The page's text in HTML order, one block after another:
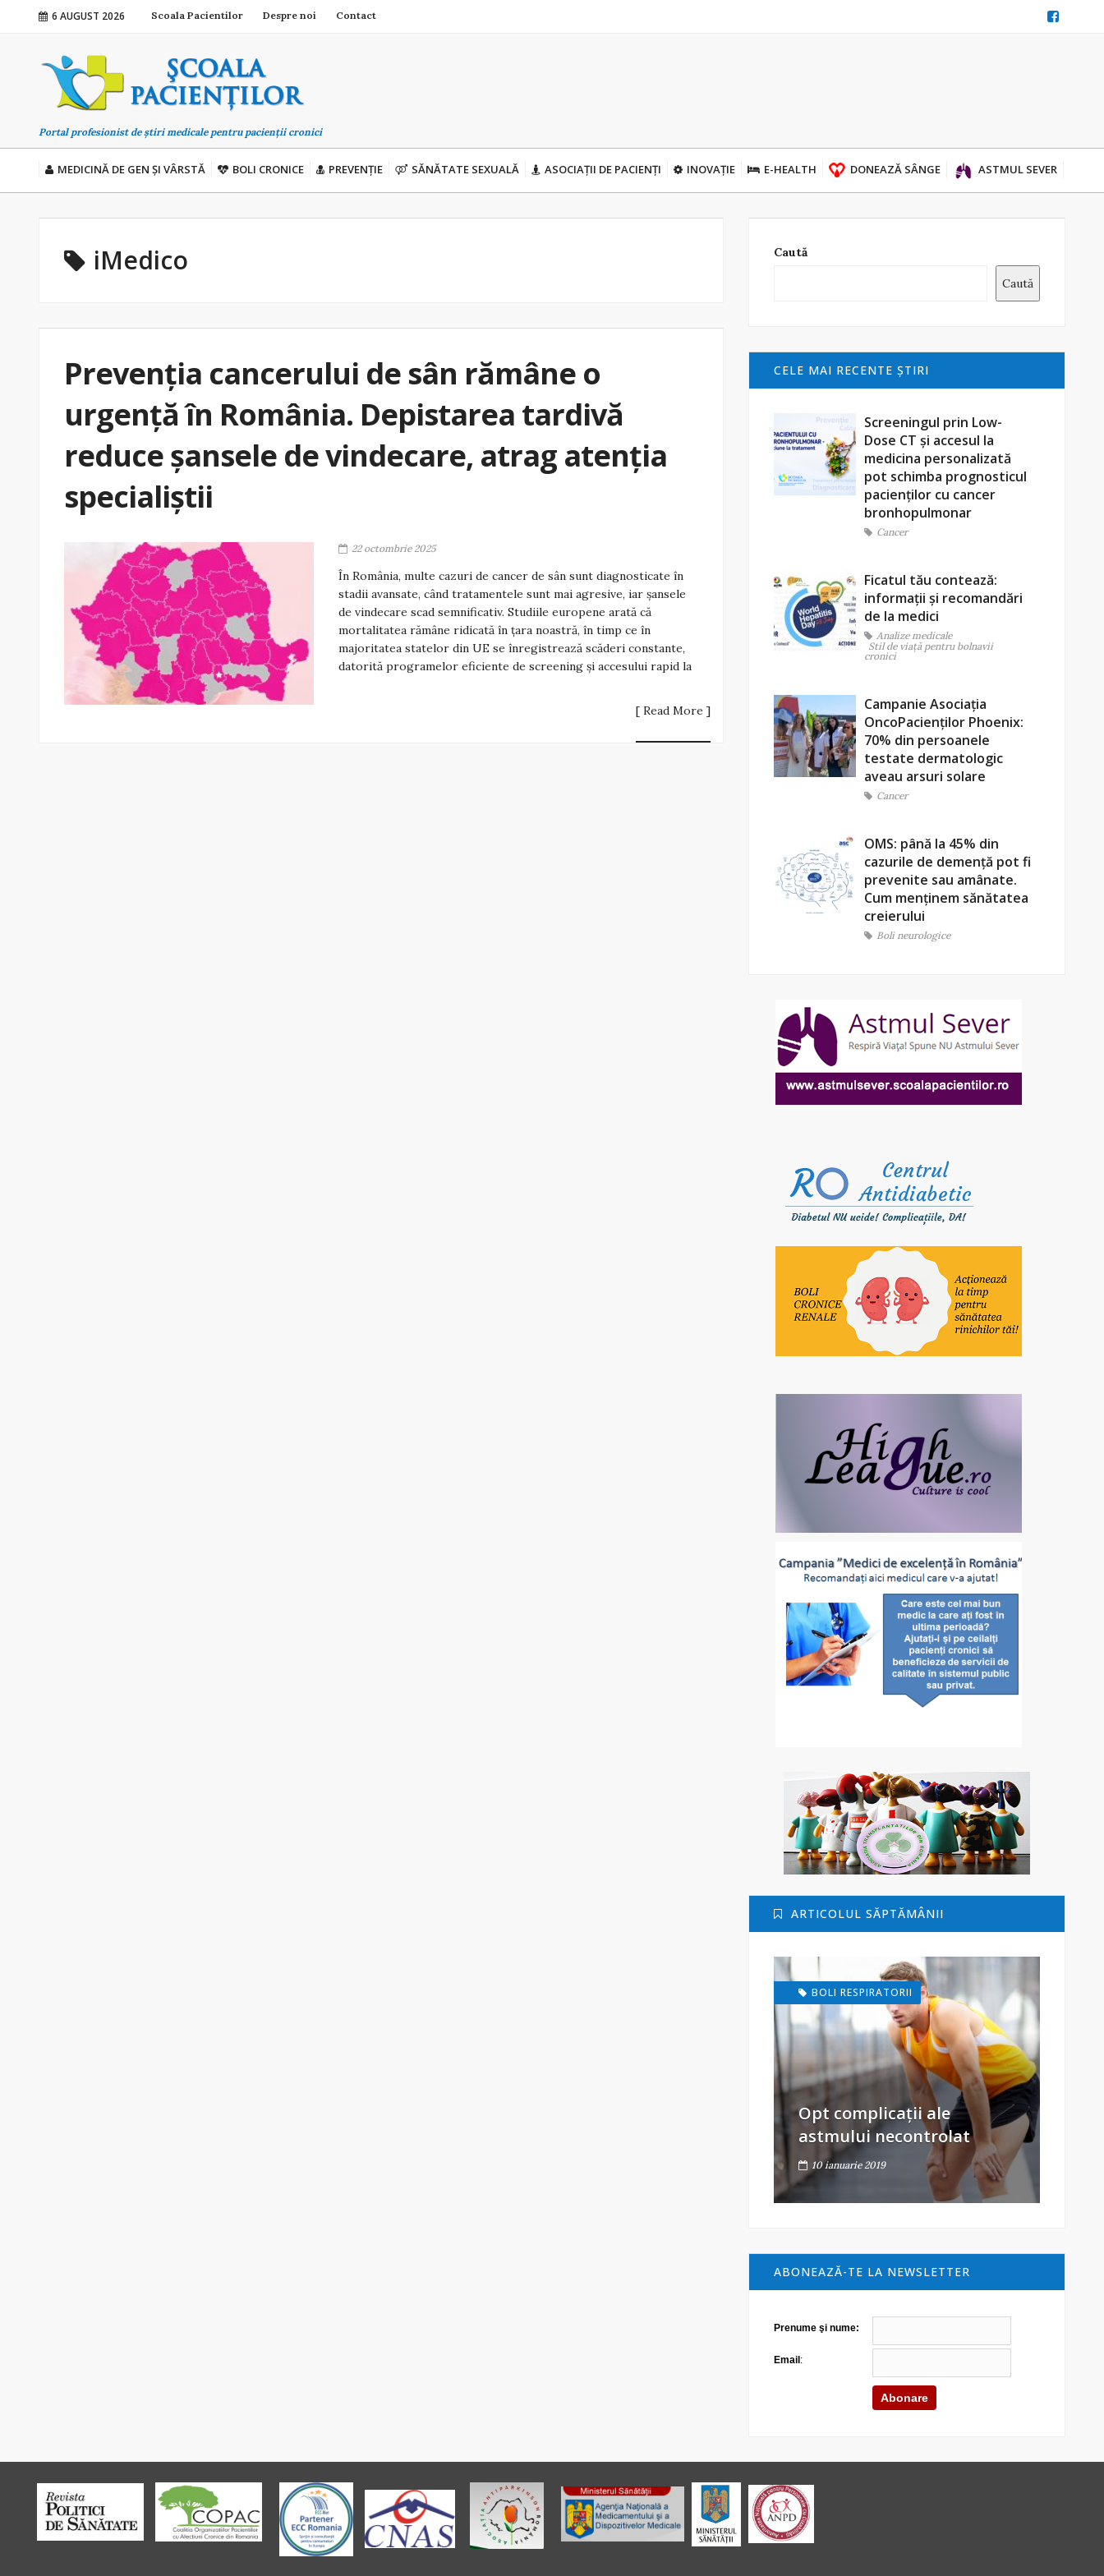
6 AUGUST 2026 Scoala Pacientilor Despre noi Contact
Portal profesionist de știri medicale pentru pacienții cronici
MEDICINĂ DE GEN ȘI VÂRSTĂ BOLI CRONICE PREVENȚIE SĂNĂTATE SEXUALĂ ASOCIAȚII DE PACIENȚI INOVAȚIE E-HEALTH DONEAZĂ SÂNGE ASTMUL SEVER
iMedico
Prevenția cancerului de sân rămâne o
urgență în România. Depistarea tardivă
reduce șansele de vindecare, atrag atenția
specialiștii
22 octombrie 2025
În România, multe cazuri de cancer de sân sunt diagnosticate în
stadii avansate, când tratamentele sunt mai agresive, iar șansele
de vindecare scad semnificativ. Studiile europene arată că
mortalitatea rămâne ridicată în țara noastră, în timp ce în
majoritatea statelor din UE se înregistrează scăderi constante,
datorită programelor eficiente de screening și accesului rapid la
[ Read More ]
Caută
Caută
CELE MAI RECENTE ŞTIRI
Screeningul prin Low-
Dose CT și accesul la
medicina personalizată
pot schimba prognosticul
pacienților cu cancer
bronhopulmonar
Cancer
Ficatul tău contează:
informații și recomandări
de la medici
Analize medicale
Stil de viaţă pentru bolnavii
cronici
Campanie Asociația
OncoPacienților Phoenix:
70% din persoanele
testate dermatologic
aveau arsuri solare
Cancer
OMS: până la 45% din
cazurile de demență pot fi
prevenite sau amânate.
Cum menținem sănătatea
creierului
Boli neurologice
ARTICOLUL SĂPTĂMÂNII
BOLI RESPIRATORII
Opt complicații ale
astmului necontrolat
10 ianuarie 2019
ABONEAZĂ-TE LA NEWSLETTER
Prenume şi nume:
Email: